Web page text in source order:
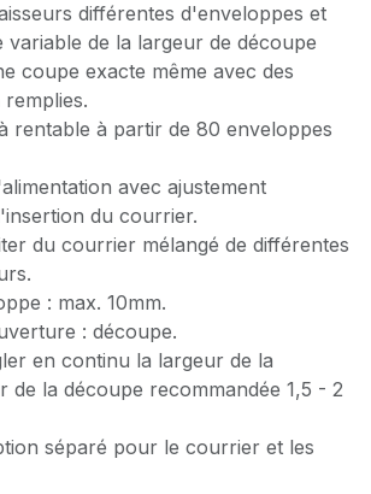
différentes d'enveloppes et
variable de la largeur de découpe
coupe exacte même avec des
rentable à partir de 80 enveloppes
avec ajustement
du courrier.
du courrier mélangé de différentes
: max. 10mm.
: découpe.
en continu la largeur de la
de la découpe recommandée 1,5 - 2
séparé pour le courrier et les